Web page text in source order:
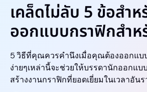
เคล็ดไม่ลับ 5 ข้อสำห
ออกแบบกราฟิกสำห
5 วิธีที่คุณควรคำนึงเมื่อคุณต้องออกแบ
ง่ายๆเหล่านี้จะช่วยให้บรรดานักออกแ
สร้างงานกราฟิกที่ยอดเยี่ยมในเวลาอันร